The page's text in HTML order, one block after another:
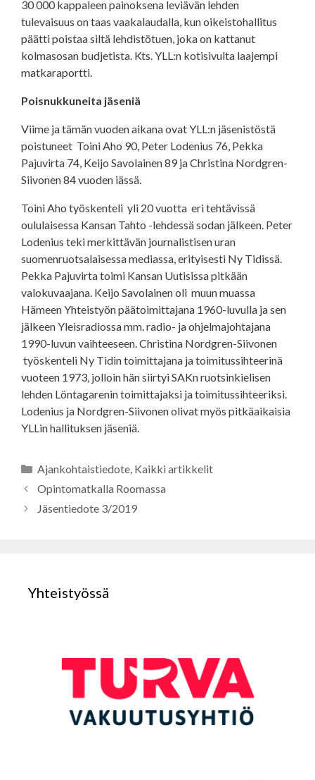
30 000 kappaleen painoksena leviävän lehden
tulevaisuus on taas vaakalaudalla, kun oikeistohallitus
päätti poistaa siltä lehdistötuen, joka on kattanut
kolmasosan budjetista. Kts. YLL:n kotisivulta laajempi
matkaraportti.
Poisnukkuneita jäseniä
Viime ja tämän vuoden aikana ovat YLL:n jäsenistöstä
poistuneet Toini Aho 90, Peter Lodenius 76, Pekka
Pajuvirta 74, Keijo Savolainen 89 ja Christina Nordgren-
Siivonen 84 vuoden iässä.
Toini Aho työskenteli yli 20 vuotta eri tehtävissä
oululaisessa Kansan Tahto -lehdessä sodan jälkeen. Peter
Lodenius teki merkittävän journalistisen uran
suomenruotsalaisessa mediassa, erityisesti Ny Tidissä.
Pekka Pajuvirta toimi Kansan Uutisissa pitkään
valokuvaajana. Keijo Savolainen oli muun muassa
Hämeen Yhteistyön päätoimittajana 1960-luvulla ja sen
jälkeen Yleisradiossa mm. radio- ja ohjelmajohtajana
1990-luvun vaihteeseen. Christina Nordgren-Siivonen
työskenteli Ny Tidin toimittajana ja toimitussihteerinä
vuoteen 1973, jolloin hän siirtyi SAKn ruotsinkielisen
lehden Löntagarenin toimittajaksi ja toimitussihteeriksi.
Lodenius ja Nordgren-Siivonen olivat myös pitkäaikaisia
YLLin hallituksen jäseniä.
Kategoriat
Ajankohtaistiedote, Kaikki artikkelit
Opintomatkalla Roomassa
Jäsentiedote 3/2019
Yhteistyössä